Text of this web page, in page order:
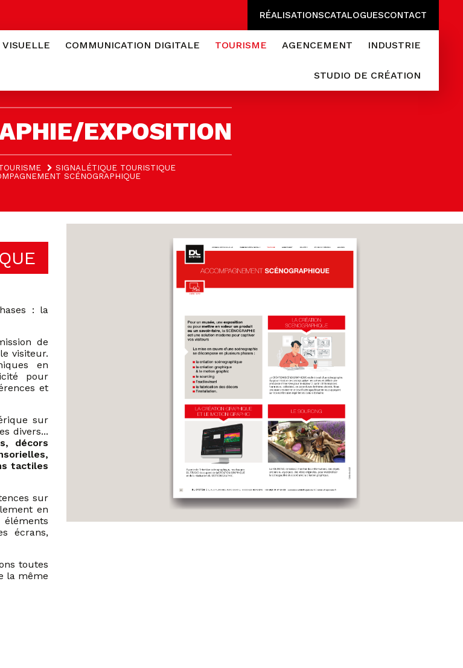
COMMUNICATION DIGITALE TOURISME AGENCEMENT INDUSTRIE
STUDIO DE CRÉATION
RÉALISATIONSCATALOGUESCONTACT
SIGNALÉTIQUE TOURISTIQUE
SCÉNOGRAPHIQUE
EXPOSITION
: la
de
visiteur.
en
pour
et
sur
divers...
décors
tactiles
sur
en
écrans,
toutes
la même